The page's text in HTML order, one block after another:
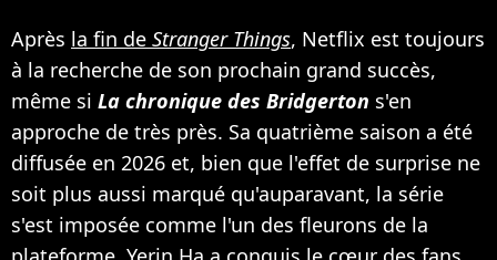
Après la fin de Stranger Things, Netflix est toujours
à la recherche de son prochain grand succès,
même si La chronique des Bridgerton s'en
approche de très près. Sa quatrième saison a été
diffusée en 2026 et, bien que l'effet de surprise ne
soit plus aussi marqué qu'auparavant, la série
s'est imposée comme l'un des fleurons de la